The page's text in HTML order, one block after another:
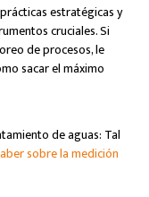
estratégicas y
cruciales. Si
de procesos, le
sacar el máximo
de aguas: Tal
sobre la medición